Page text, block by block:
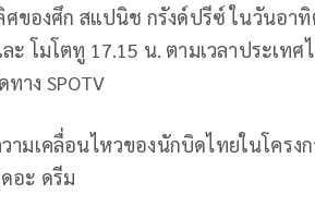
ศของศึก สแปนิช กรังด์ปรีซ์ ในวันอา
ะ โมโตทู 17.15 น. ตามเวลาประเทศ
ทาง SPOTV
มเคลื่อนไหวของนักบิดไทยในโครง
อะ ดรีม